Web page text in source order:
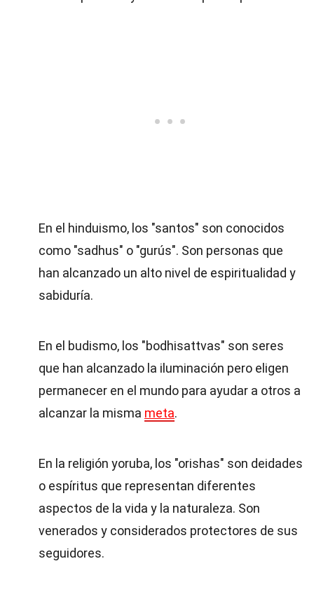
En el hinduismo, los "santos" son conocidos
como "sadhus" o "gurús". Son personas que
han alcanzado un alto nivel de espiritualidad y
sabiduría.
En el budismo, los "bodhisattvas" son seres
que han alcanzado la iluminación pero eligen
permanecer en el mundo para ayudar a otros a
alcanzar la misma meta.
En la religión yoruba, los "orishas" son deidades
o espíritus que representan diferentes
aspectos de la vida y la naturaleza. Son
venerados y considerados protectores de sus
seguidores.